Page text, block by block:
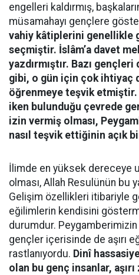
engelleri kaldırmış,
müsamahayı gençlere
vahiy kâtiplerini genellikle
seçmiştir. İslâm’a davet
yazdırmıştır. Bazı
gibi, o gün için çok ihtiyaç
öğrenmeye teşvik
iken bulunduğu çevrede
izin vermiş olması,
nasıl teşvik ettiğinin açık
İlimde en yüksek dereceye
olması, Allah Resulünün bu
Gelişim özellikleri itibariyle
eğilimlerin kendisini
durumdur.
gençler içerisinde de aşırı
rastlanıyordu. Dinî
olan bu genç insanlar,